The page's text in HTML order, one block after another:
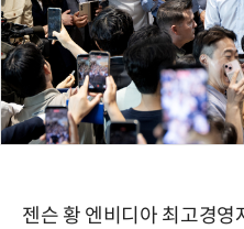
젠슨 황 엔비디아 최고경